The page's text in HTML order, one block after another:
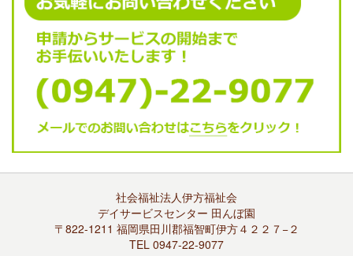
社会福祉法人伊方福祉会
デイサービスセンター 田んぼ園
〒822-1211 福岡県田川郡福智町伊方４２２７−２
TEL 0947-22-9077